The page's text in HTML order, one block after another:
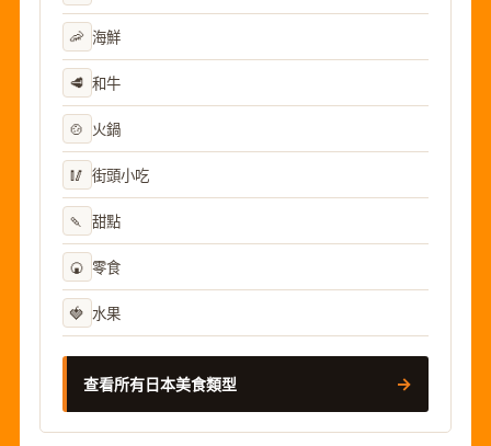
🦐 海鮮
🥩 和牛
🍲 火鍋
🥢 街頭小吃
🍡 甜點
🍘 零食
🍓 水果
查看所有日本美食類型 →